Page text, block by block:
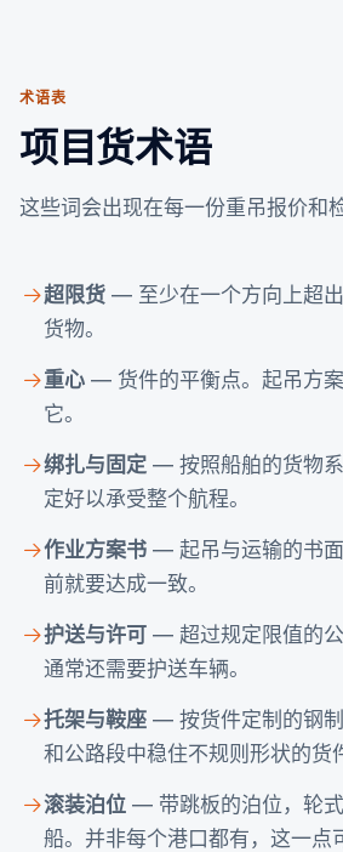
术语表
项目货术语
这些词会出现在每一份重吊报价和
超限货 — 至少在一个方向上超
货物。
重心 — 货件的平衡点。起吊方
它。
绑扎与固定 — 按照船舶的货物
定好以承受整个航程。
作业方案书 — 起吊与运输的书
前就要达成一致。
护送与许可 — 超过规定限值的公
通常还需要护送车辆。
托架与鞍座 — 按货件定制的钢
和公路段中稳住不规则形状的货
滚装泊位 — 带跳板的泊位，轮
船。并非每个港口都有，这一点